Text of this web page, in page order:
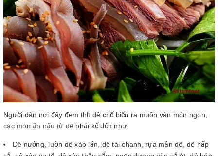
Người dân nơi đây đem thịt dê chế biến ra muôn vàn món ngon,
các món ăn nấu từ dê phải kể đến như:
Dê nướng, lườn dê xào lăn, dê tái chanh, rựa mận dê, dê hấp